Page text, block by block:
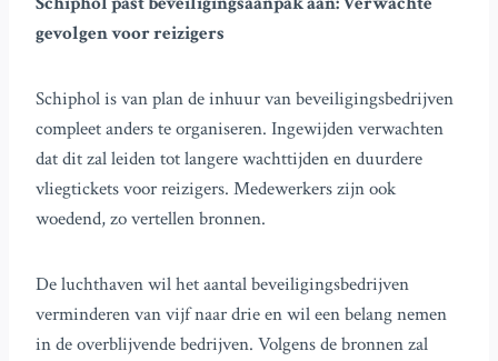
gevolgen voor reizigers
Schiphol is van plan de inhuur van beveiligingsbedrijven
compleet anders te organiseren. Ingewijden verwachten
dat dit zal leiden tot langere wachttijden en duurdere
vliegtickets voor reizigers. Medewerkers zijn ook
woedend, zo vertellen bronnen.
De luchthaven wil het aantal beveiligingsbedrijven
verminderen van vijf naar drie en wil een belang nemen
in de overblijvende bedrijven. Volgens de bronnen zal